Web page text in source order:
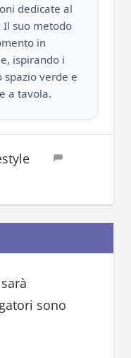
dedicate al
Il suo metodo
in
ispirando i
verde e
a tavola.
sono